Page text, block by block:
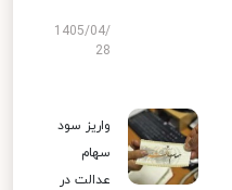
1405/04/
28
واریز سود
سهام
عدالت در